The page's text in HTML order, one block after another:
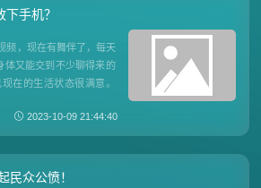
下手机？
频，现在有舞伴了，每天
体又能交到不少聊得来的
在的生活状态很满意。
了方便联系，几年前，儿
会操作后，用手机刷短视
2023-10-09 21:44:40
民众公愤！